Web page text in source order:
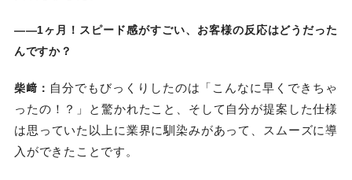
――1ヶ月！スピード感がすごい、お客様の反応はどうだった
んですか？
柴﨑： 自分でもびっくりしたのは「こんなに早くできちゃ
ったの！？」と驚かれたこと、そして自分が提案した仕様
は思っていた以上に業界に馴染みがあって、スムーズに導
入ができたことです。